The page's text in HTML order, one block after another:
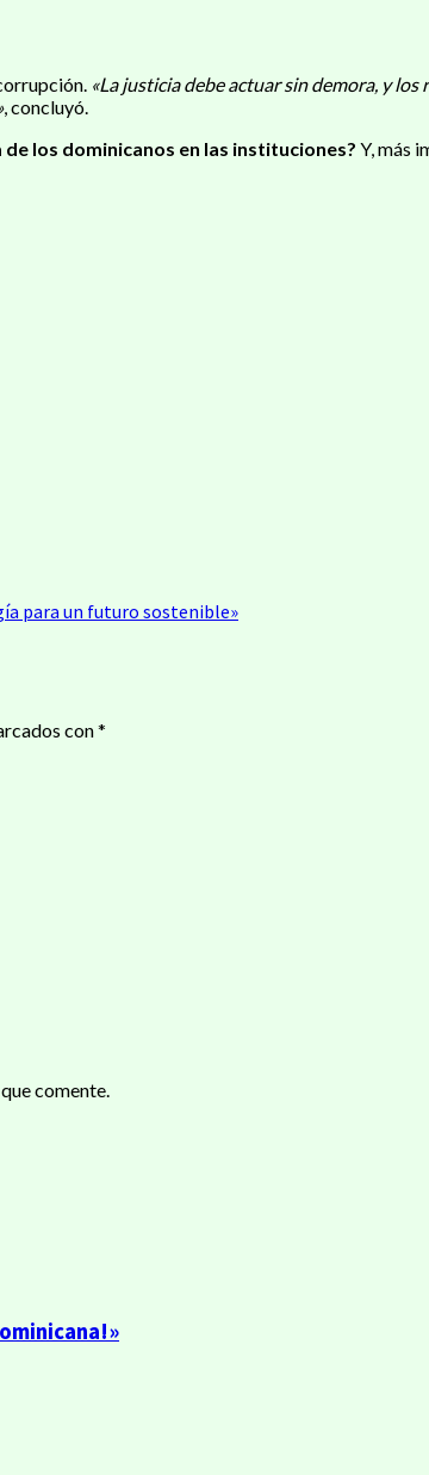
«La justicia debe actuar sin demora, y
, concluyó.
los dominicanos en las instituciones? Y, más
para un futuro sostenible»
con*
comente.